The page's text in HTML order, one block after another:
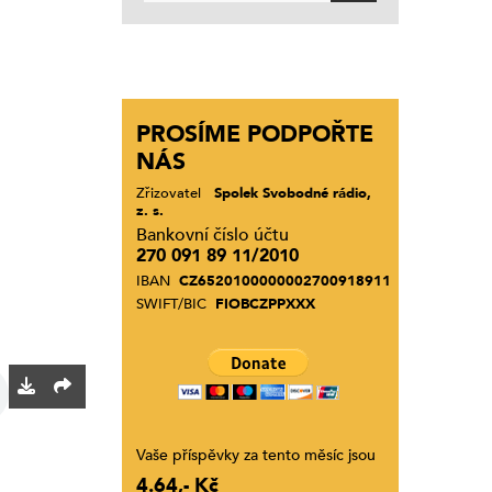
PROSÍME PODPOŘTE
NÁS
Zřizovatel
Spolek Svobodné rádio,
z. s.
Bankovní číslo účtu
270 091 89 11/2010
IBAN CZ6520100000002700918911
SWIFT/BIC FIOBCZPPXXX
Vaše příspěvky za tento měsíc jsou
4.64,- Kč